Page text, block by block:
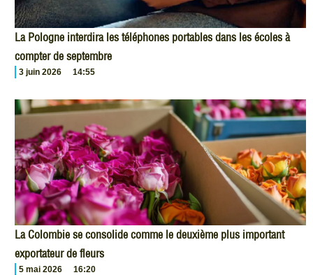
La Pologne interdira les téléphones portables dans les écoles à
compter de septembre
3 juin 2026 14:55
La Colombie se consolide comme le deuxième plus important
exportateur de fleurs
5 mai 2026 16:20